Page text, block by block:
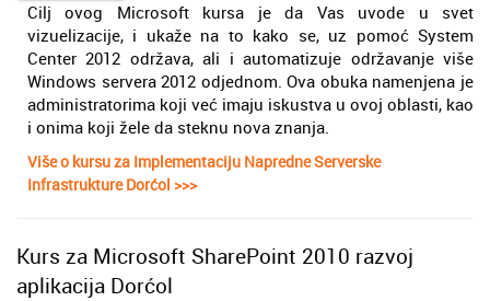
Cilj ovog Microsoft kursa je da Vas uvode u svet
vizuelizacije, i ukaže na to kako se, uz pomoć System
Center 2012 održava, ali i automatizuje održavanje više
Windows servera 2012 odjednom. Ova obuka namenjena je
administratorima koji već imaju iskustva u ovoj oblasti, kao
i onima koji žele da steknu nova znanja.
Više o kursu za Implementaciju Napredne Serverske
Infrastrukture Dorćol >>>
Kurs za Microsoft SharePoint 2010 razvoj
aplikacija Dorćol